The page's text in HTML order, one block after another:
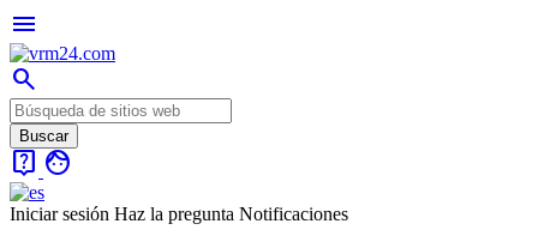
menu
search
live_help face
Iniciar sesión Haz la pregunta Notificaciones